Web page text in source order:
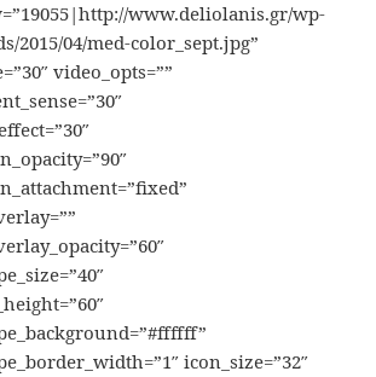
www.deliolanis.gr/wp-
2015/04/med-color_sept.jpg”
video_opts=””
icon_size=”32″